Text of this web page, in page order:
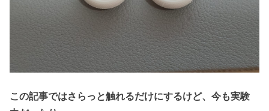
この記事ではさらっと触れるだけにするけど、今も実験